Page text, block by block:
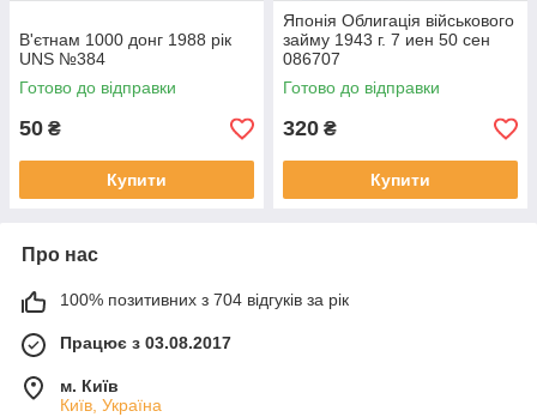
В'єтнам 1000 донг 1988 рік
UNS №384
Готово до відправки
50 ₴
Купити
Японія Облигація військового
займу 1943 г. 7 иен 50 сен
086707
Готово до відправки
320 ₴
Купити
Про нас
100% позитивних з 704 відгуків за рік
Працює з 03.08.2017
м. Київ
Київ, Україна